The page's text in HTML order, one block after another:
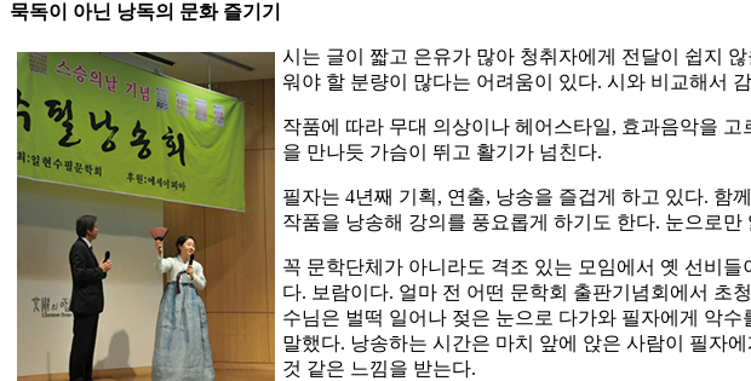
묵독이 아닌 낭독의 문화 즐기기
시는 글이 짧고 은유가 많아 청취자에게 전달이 쉽지
워야 할 분량이 많다는 어려움이 있다. 시와 비교해서
작품에 따라 무대 의상이나 헤어스타일, 효과음악을
을 만나듯 가슴이 뛰고 활기가 넘친다.
필자는 4년째 기획, 연출, 낭송을 즐겁게 하고 있다. 함
작품을 낭송해 강의를 풍요롭게 하기도 한다. 눈으로
꼭 문학단체가 아니라도 격조 있는 모임에서 옛 선비
다. 보람이다. 얼마 전 어떤 문학회 출판기념회에서 초
수님은 벌떡 일어나 젖은 눈으로 다가와 필자에게 악
말했다. 낭송하는 시간은 마치 앞에 앉은 사람이 필자
것 같은 느낌을 받는다.